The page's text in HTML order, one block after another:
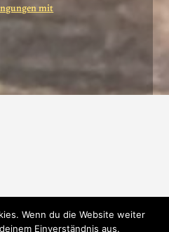
mit
widerrufen
Wenn du die Website weiter
Einverständnis aus.